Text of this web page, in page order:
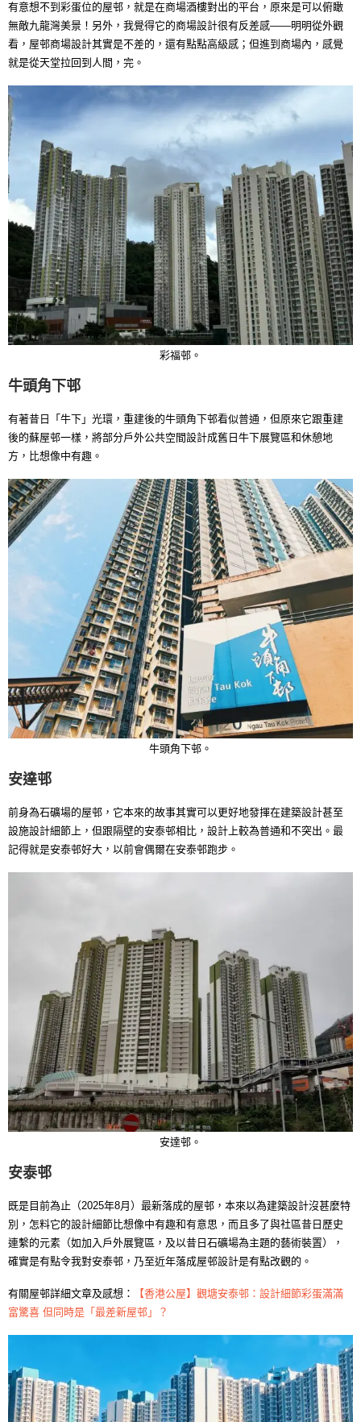
有意想不到彩蛋位的屋邨，就是在商場酒樓對出的平台，原來是可以俯瞰
無敵九龍灣美景！另外，我覺得它的商場設計很有反差感——明明從外觀
看，屋邨商場設計其實是不差的，還有點點高級感；但進到商場內，感覺
就是從天堂拉回到人間，完。
彩福邨。
牛頭角下邨
有著昔日「牛下」光環，重建後的牛頭角下邨看似普通，但原來它跟重建
後的蘇屋邨一樣，將部分戶外公共空間設計成舊日牛下展覽區和休憩地
方，比想像中有趣。
牛頭角下邨。
安達邨
前身為石礦場的屋邨，它本來的故事其實可以更好地發揮在建築設計甚至
設施設計細節上，但跟隔壁的安泰邨相比，設計上較為普通和不突出。最
記得就是安泰邨好大，以前會偶爾在安泰邨跑步。
安達邨。
安泰邨
既是目前為止（2025年8月）最新落成的屋邨，本來以為建築設計沒甚麼特
別，怎料它的設計細節比想像中有趣和有意思，而且多了與社區昔日歷史
連繫的元素（如加入戶外展覽區，及以昔日石礦場為主題的藝術裝置），
確實是有點令我對安泰邨，乃至近年落成屋邨設計是有點改觀的。
有關屋邨詳細文章及感想：
【香港公屋】觀塘安泰邨：設計細節彩蛋滿滿
富驚喜 但同時是「最差新屋邨」？